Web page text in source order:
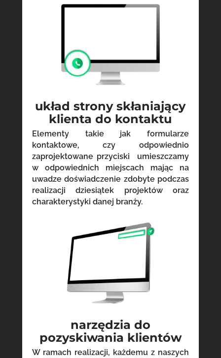
układ strony skłaniający
klienta do kontaktu
Elementy takie jak formularze
kontaktowe, czy odpowiednio
zaprojektowane przyciski umieszczamy
w odpowiednich miejscach mając na
uwadze doświadczenie zdobyte podczas
realizacji dziesiątek projektów oraz
charakterystyki danej branży.
narzędzia do
pozyskiwania klientów
W ramach realizacji, każdemu z naszych